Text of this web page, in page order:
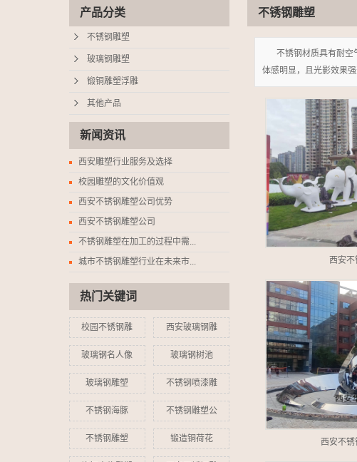
产品分类
不锈钢雕塑
玻璃钢雕塑
锻铜雕塑浮雕
其他产品
新闻资讯
西安雕塑行业服务及选择
校园雕塑的文化价值观
西安不锈钢雕塑公司优势
西安不锈钢雕塑公司
不锈钢雕塑在加工的过程中需...
城市不锈钢雕塑行业在未来市...
热门关键词
校园不锈钢雕 西安玻璃钢雕
玻璃钢名人像 玻璃钢树池
玻璃钢雕塑 不锈钢喷漆雕
不锈钢海豚 不锈钢雕塑公
不锈钢雕塑 锻造铜荷花
不锈钢雕塑
不锈钢材质具有耐空
体感明显，且光影效果
西安不
西安不锈